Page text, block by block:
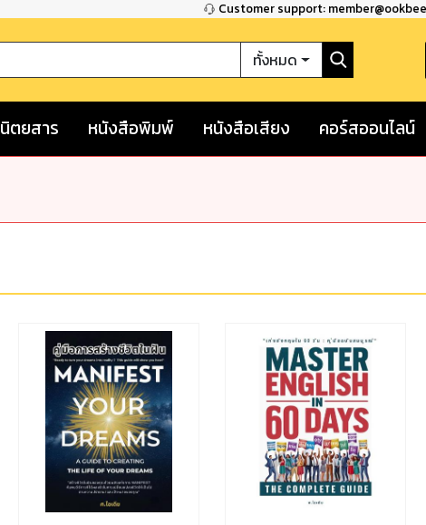
Customer support:
ทั้งหมด
นิตยสาร หนังสือพิมพ์ หนังสือเสียง คอร์สออนไลน์